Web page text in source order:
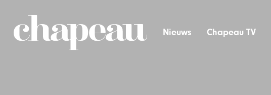
Nieuws Chapeau TV